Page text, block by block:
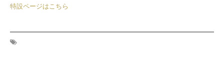
特設ページはこちら